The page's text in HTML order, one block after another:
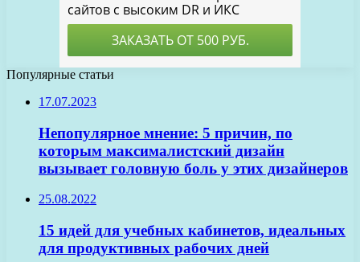
Популярные статьи
17.07.2023
Непопулярное мнение: 5 причин, по
которым максималистский дизайн
вызывает головную боль у этих дизайнеров
25.08.2022
15 идей для учебных кабинетов, идеальных
для продуктивных рабочих дней